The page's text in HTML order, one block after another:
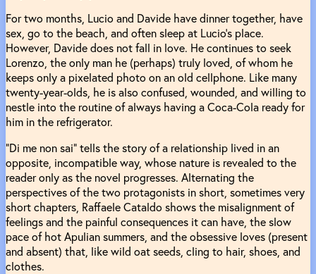
For two months, Lucio and Davide have dinner together, have
sex, go to the beach, and often sleep at Lucio's place.
However, Davide does not fall in love. He continues to seek
Lorenzo, the only man he (perhaps) truly loved, of whom he
keeps only a pixelated photo on an old cellphone. Like many
twenty-year-olds, he is also confused, wounded, and willing to
nestle into the routine of always having a Coca-Cola ready for
him in the refrigerator.
"Di me non sai" tells the story of a relationship lived in an
opposite, incompatible way, whose nature is revealed to the
reader only as the novel progresses. Alternating the
perspectives of the two protagonists in short, sometimes very
short chapters, Raffaele Cataldo shows the misalignment of
feelings and the painful consequences it can have, the slow
pace of hot Apulian summers, and the obsessive loves (present
and absent) that, like wild oat seeds, cling to hair, shoes, and
clothes.